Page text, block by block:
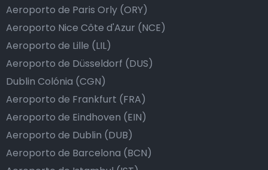
Aeroporto de Paris Orly (ORY)
Aeroporto Nice Côte d'Azur (NCE)
Aeroporto de Lille (LIL)
Aeroporto de Düsseldorf (DUS)
Dublin Colónia (CGN)
Aeroporto de Frankfurt (FRA)
Aeroporto de Eindhoven (EIN)
Aeroporto de Dublin (DUB)
Aeroporto de Barcelona (BCN)